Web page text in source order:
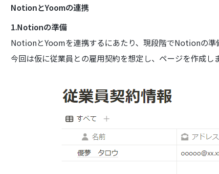
NotionとYoomの連携
1.Notionの準備
NotionとYoomを連携するにあたり、現段階でNotionの準
今回は仮に従業員との雇用契約を想定し、ページを作成し